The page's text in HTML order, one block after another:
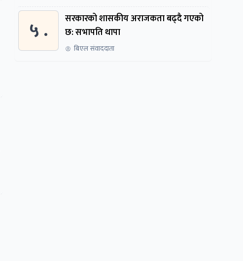
५ .
सरकारको शासकीय अराजकता बढ्दै गएको
छ: सभापति थापा
बिएल संवाददाता